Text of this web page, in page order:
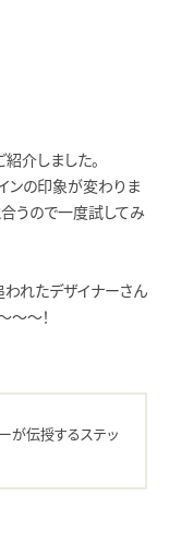
介しました。
ンの印象が変わりま
合うので一度試してみ
れたデザイナーさん
〜〜！
が伝授するステッ